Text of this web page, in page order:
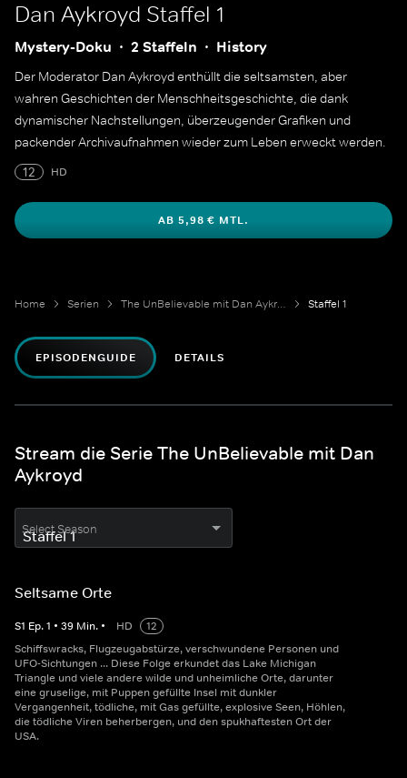
Dan Aykroyd Staffel 1
Mystery-Doku 2 Staffeln History
Der Moderator Dan Aykroyd enthüllt die seltsamsten, aber
wahren Geschichten der Menschheitsgeschichte, die dank
dynamischer Nachstellungen, überzeugender Grafiken und
packender Archivaufnahmen wieder zum Leben erweckt werden.
12
HD
AB 5,98 € MTL.
Home Serien The UnBelievable mit Dan Aykroyd Staffel 1
EPISODENGUIDE DETAILS
Stream die Serie The UnBelievable mit Dan
Aykroyd
Select Season
Seltsame Orte
S1 Ep.1 • 39 Min. • HD
12
Schiffswracks, Flugzeugabstürze, verschwundene Personen und
UFO-Sichtungen ... Diese Folge erkundet das Lake Michigan
Triangle und viele andere wilde und unheimliche Orte, darunter
eine gruselige, mit Puppen gefüllte Insel mit dunkler
Vergangenheit, tödliche, mit Gas gefüllte, explosive Seen, Höhlen,
die tödliche Viren beherbergen, und den spukhaftesten Ort der
USA.